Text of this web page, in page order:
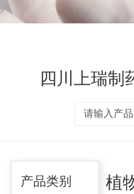
四川上瑞制
产品类别 植